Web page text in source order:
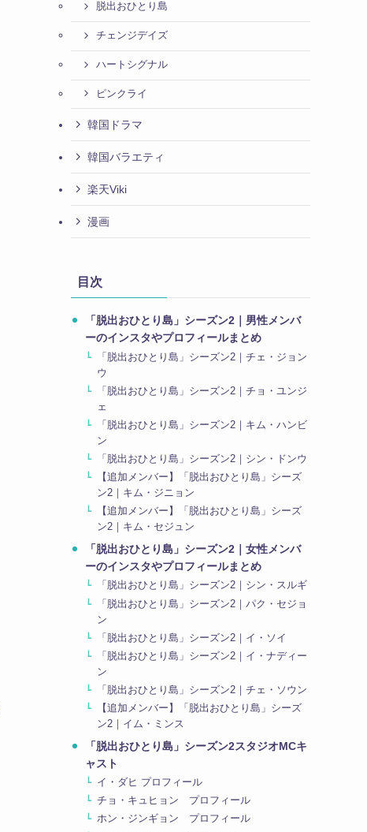
脱出おひとり島
チェンジデイズ
ハートシグナル
ピンクライ
韓国ドラマ
韓国バラエティ
楽天Viki
漫画
目次
「脱出おひとり島」シーズン2｜男性メンバ
ーのインスタやプロフィールまとめ
「脱出おひとり島」シーズン2｜チェ・ジョン
ウ
「脱出おひとり島」シーズン2｜チョ・ユンジ
ェ
「脱出おひとり島」シーズン2｜キム・ハンビ
ン
「脱出おひとり島」シーズン2｜シン・ドンウ
【追加メンバー】「脱出おひとり島」シーズ
ン2｜キム・ジニョン
【追加メンバー】「脱出おひとり島」シーズ
ン2｜キム・セジュン
「脱出おひとり島」シーズン2｜女性メンバ
ーのインスタやプロフィールまとめ
「脱出おひとり島」シーズン2｜シン・スルギ
「脱出おひとり島」シーズン2｜パク・セジョ
ン
「脱出おひとり島」シーズン2｜イ・ソイ
「脱出おひとり島」シーズン2｜イ・ナディー
ン
「脱出おひとり島」シーズン2｜チェ・ソウン
【追加メンバー】「脱出おひとり島」シーズ
ン2｜イム・ミンス
「脱出おひとり島」シーズン2スタジオMCキ
ャスト
イ・ダヒ プロフィール
チョ・キュヒョン プロフィール
ホン・ジンギョン プロフィール